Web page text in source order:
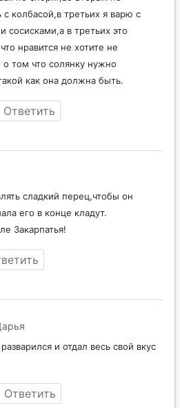
с колбасой,в третьих я варю с
сосисками,а в третьих это
нравится не хотите не
о том что солянку нужно
как она должна быть.
Ответить
сладкий перец,чтобы он
его в конце кладут.
Закарпатья!
и отдал весь свой вкус
Ответить